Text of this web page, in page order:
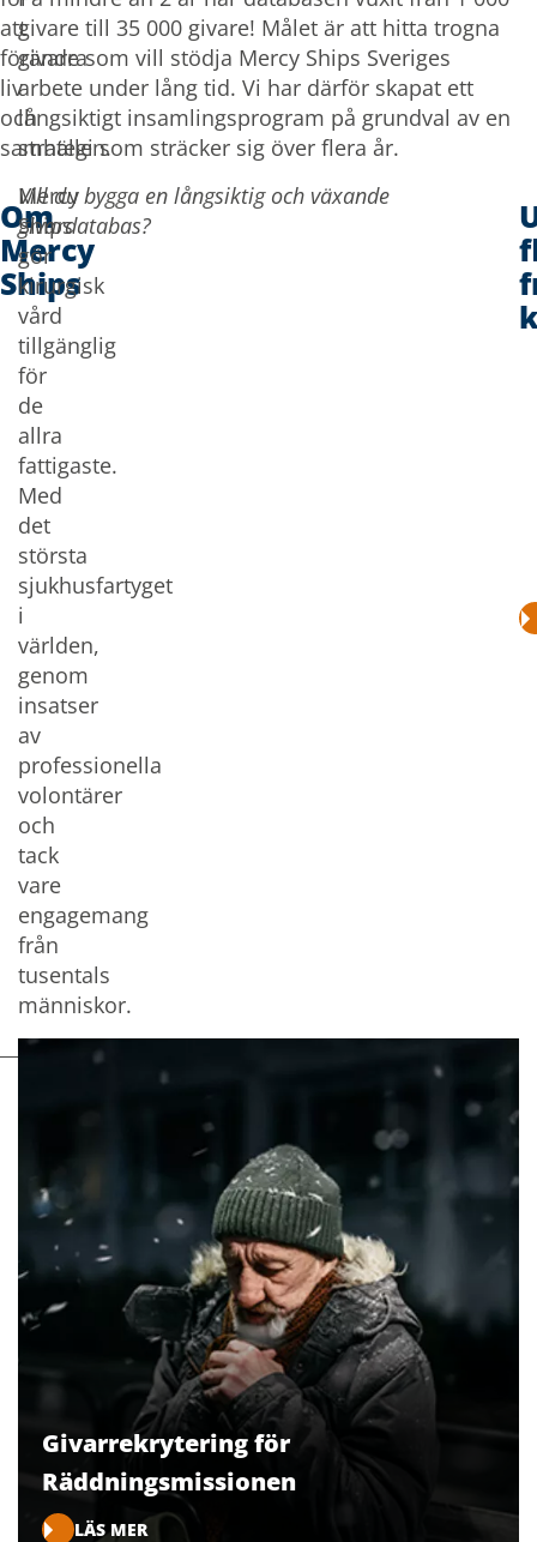
att
förändra
liv
och
samhällen.
givare till 35 000 givare! Målet är att hitta trogna
givare som vill stödja Mercy Ships Sveriges
arbete under lång tid. Vi har därför skapat ett
långsiktigt insamlingsprogram på grundval av en
strategi som sträcker sig över flera år.
Om
Mercy
Ships
Mercy
Ships
gör
kirurgisk
vård
tillgänglig
för
de
allra
fattigaste.
Med
det
största
sjukhusfartyget
i
världen,
genom
insatser
av
professionella
volontärer
och
tack
vare
engagemang
från
tusentals
människor.
Vill du bygga en långsiktig och växande
givardatabas?
Givarrekrytering för
Räddningsmissionen
LÄS MER